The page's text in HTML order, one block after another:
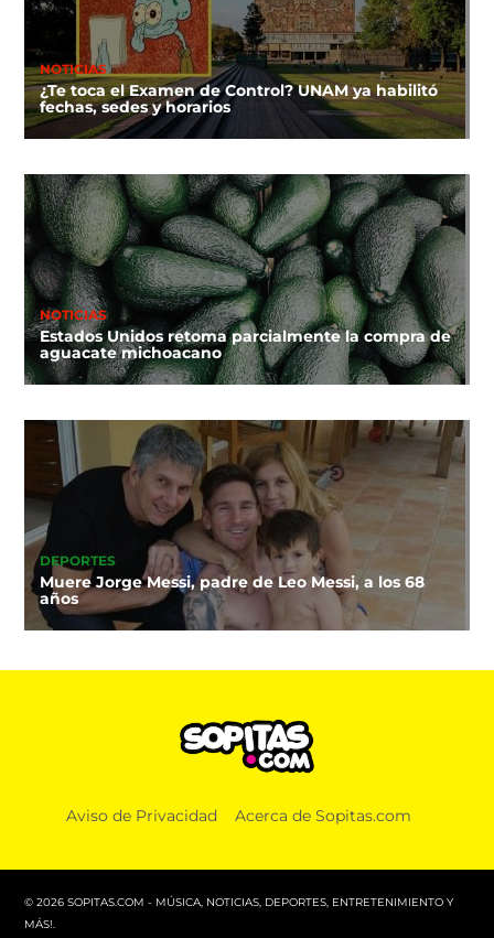
NOTICIAS
¿Te toca el Examen de Control? UNAM ya habilitó
fechas, sedes y horarios
NOTICIAS
Estados Unidos retoma parcialmente la compra de
aguacate michoacano
DEPORTES
Muere Jorge Messi, padre de Leo Messi, a los 68
años
Aviso de Privacidad Acerca de Sopitas.com
© 2026 SOPITAS.COM - MÚSICA, NOTICIAS, DEPORTES, ENTRETENIMIENTO Y
MÁS!.